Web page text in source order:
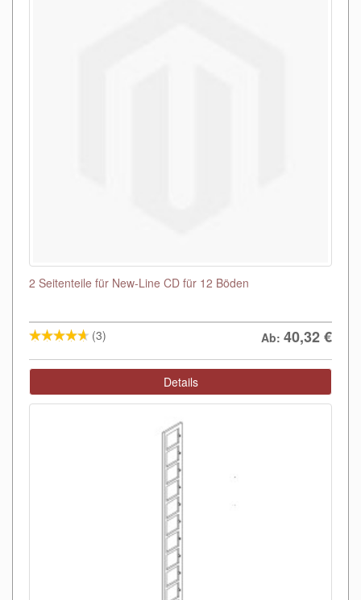
2 Seitenteile für New-Line CD für 12 Böden
(3) Ab: 40,32€
Details